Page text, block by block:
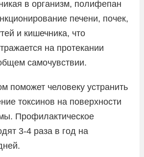
в организм, полифепан
печени, почек,
и кишечника, что
на протекании
самочувствии.
поможет человеку устранить
токсинов на поверхности
Профилактическое
3-4 раза в год на